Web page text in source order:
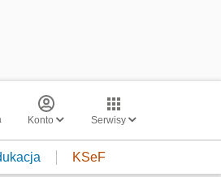
Konto Serwisy
KSeF